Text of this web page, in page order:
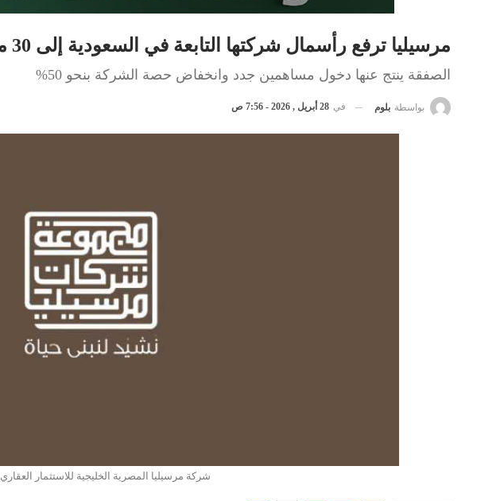
مرسيليا ترفع رأسمال شركتها التابعة في السعودية إلى 30 مليون ريال
الصفقة ينتج عنها دخول مساهمين جدد وانخفاض حصة الشركة بنحو 50%
بواسطة بلوم في 28 أبريل , 2026 - 7:56 ص
شركة مرسيليا المصرية الخليجية للاستثمار العقاري